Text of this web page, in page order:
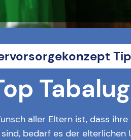
aller Eltern ist, dass
bedarf es der elterlichen